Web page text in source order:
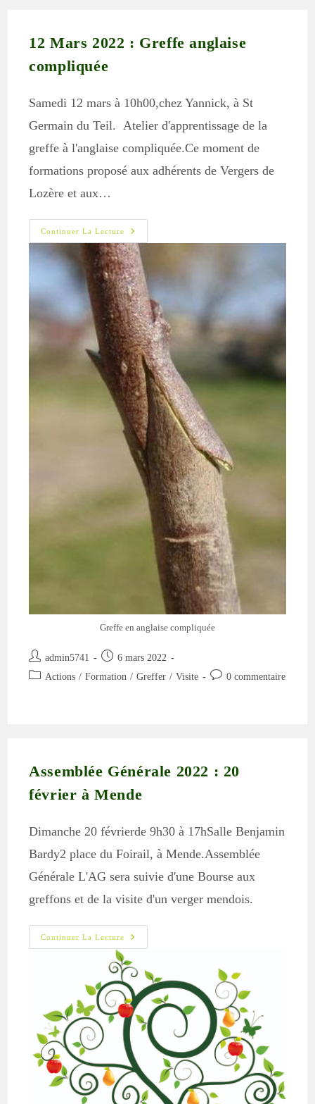
12 Mars 2022 : Greffe anglaise
compliquée
Samedi 12 mars à 10h00,chez Yannick, à St
Germain du Teil. Atelier d'apprentissage de la
greffe à l'anglaise compliquée.Ce moment de
formations proposé aux adhérents de Vergers de
Lozère et aux…
Continuer La Lecture
12
Mars
2022
:
Greffe
Anglaise
Compliquée
Greffe en anglaise compliquée
Auteur/autrice
de
admin5741
Publication
publiée :
6 mars 2022
Post Actions / Formation / Greffer / Visite
Commentaires
0 commentaire
Assemblée Générale 2022 : 20
février à Mende
Dimanche 20 févrierde 9h30 à 17hSalle Benjamin
Bardy2 place du Foirail, à Mende.Assemblée
Générale L'AG sera suivie d'une Bourse aux
greffons et de la visite d'un verger mendois.
Continuer La Lecture
Assemblée
Générale
2022
:
20
Février
À
Mende